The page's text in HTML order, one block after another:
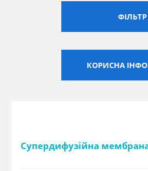
ФІЛЬТР
КОРИСНА
Супердифузійна мембрана